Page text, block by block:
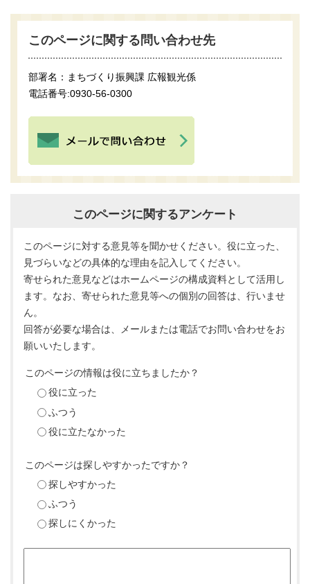
このページに関する問い合わせ先
部署名：まちづくり振興課 広報観光係
電話番号:0930-56-0300
このページに関するアンケート
このページに対する意見等を聞かせください。役に立った、
見づらいなどの具体的な理由を記入してください。
寄せられた意見などはホームページの構成資料として活用し
ます。なお、寄せられた意見等への個別の回答は、行いませ
ん。
回答が必要な場合は、メールまたは電話でお問い合わせをお
願いいたします。
このページの情報は役に立ちましたか？
役に立った
ふつう
役に立たなかった
このページは探しやすかったですか？
探しやすかった
ふつう
探しにくかった